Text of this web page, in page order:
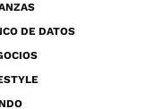
DE DATOS